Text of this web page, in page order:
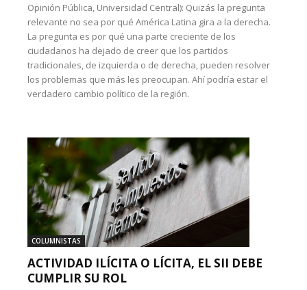
Opinión Pública, Universidad Central): Quizás la pregunta
relevante no sea por qué América Latina gira a la derecha.
La pregunta es por qué una parte creciente de los
ciudadanos ha dejado de creer que los partidos
tradicionales, de izquierda o de derecha, pueden resolver
los problemas que más les preocupan. Ahí podría estar el
verdadero cambio político de la región.
COLUMNISTAS
ACTIVIDAD ILÍCITA O LÍCITA, EL SII DEBE
CUMPLIR SU ROL